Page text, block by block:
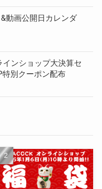
動画公開日カレンダ
インショップ大決算セ
特別クーポン配布